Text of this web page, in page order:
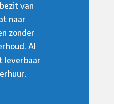
van
naar
zonder
Al
leverbaar